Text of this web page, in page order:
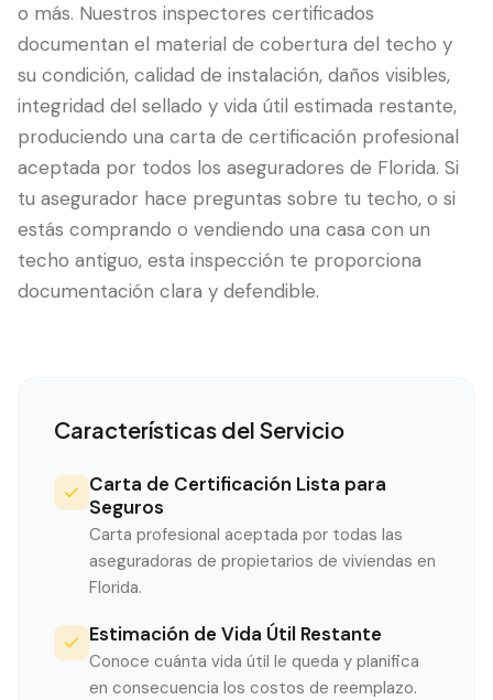
English Português Español
407-205-7228
Agendar Inspección
o más. Nuestros inspectores certificados
documentan el material de cobertura del techo y
su condición, calidad de instalación, daños visibles,
integridad del sellado y vida útil estimada restante,
produciendo una carta de certificación profesional
aceptada por todos los aseguradores de Florida. Si
tu asegurador hace preguntas sobre tu techo, o si
estás comprando o vendiendo una casa con un
techo antiguo, esta inspección te proporciona
documentación clara y defendible.
Características del Servicio
Carta de Certificación Lista para
Seguros
Carta profesional aceptada por todas las
aseguradoras de propietarios de viviendas en
Florida.
Estimación de Vida Útil Restante
Conoce cuánta vida útil le queda y planifica
en consecuencia los costos de reemplazo.